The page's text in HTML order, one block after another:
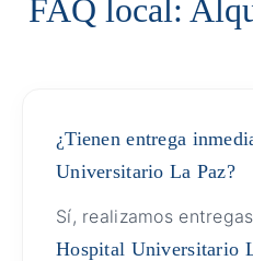
FAQ local:
¿Tienen entrega
Universitario La Paz?
Sí, realizamos
Hospital Universitario